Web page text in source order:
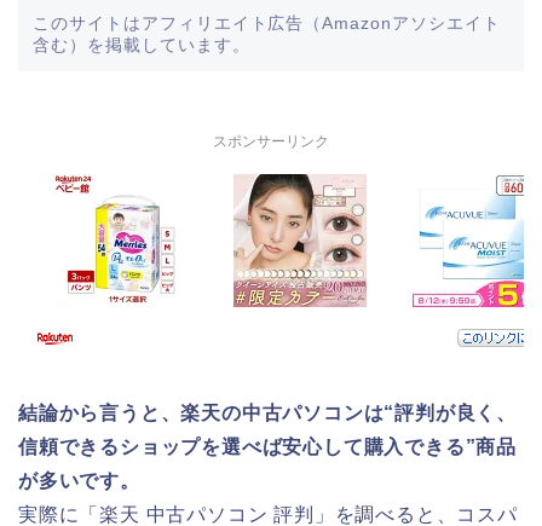
このサイトはアフィリエイト広告（Amazonアソシエイト
含む）を掲載しています。
スポンサーリンク
結論から言うと、楽天の中古パソコンは“評判が良く、
信頼できるショップを選べば安心して購入できる”商品
が多いです。
実際に「楽天 中古パソコン 評判」を調べると、コスパ